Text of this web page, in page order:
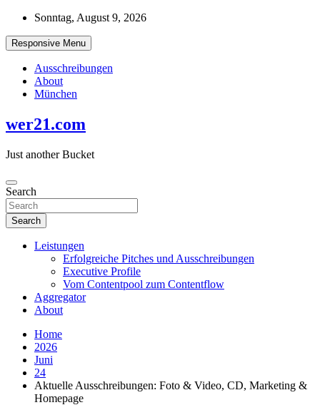
Skip
content
Sonntag, August 9, 2026
Responsive Menu
Ausschreibungen
About
München
wer21.com
Just another Bucket
Search
Search
Leistungen
Erfolgreiche Pitches und Ausschreibungen
Executive Profile
Vom Contentpool zum Contentflow
Aggregator
About
Home
2026
Juni
24
Aktuelle Ausschreibungen: Foto & Video, CD, Marketing &
Homepage